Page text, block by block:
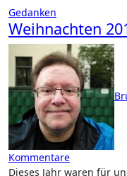
Gedanken
Weihnachten
Kommentare
Dieses Jahr waren für uns die Weihnachtstage richtig ruhig,